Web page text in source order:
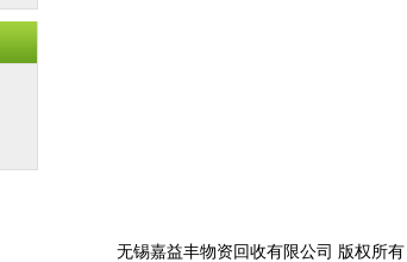
无锡嘉益丰物资回收有限公司 版权所有